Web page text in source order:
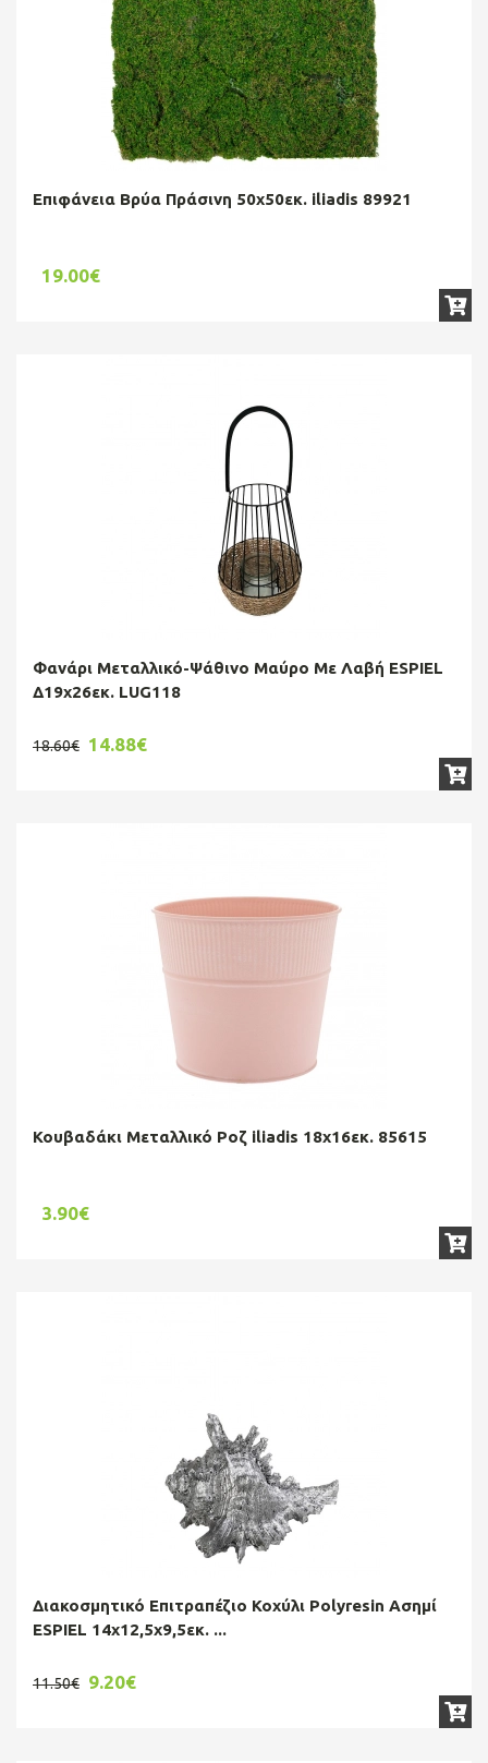
Επιφάνεια Βρύα Πράσινη 50x50εκ. iliadis 89921
19.00€
Φανάρι Μεταλλικό-Ψάθινο Μαύρο Με Λαβή ESPIEL
Δ19x26εκ. LUG118
18.60€ 14.88€
Κουβαδάκι Μεταλλικό Ροζ iliadis 18x16εκ. 85615
3.90€
Διακοσμητικό Επιτραπέζιο Κοχύλι Polyresin Ασημί
ESPIEL 14x12,5x9,5εκ. ...
11.50€ 9.20€